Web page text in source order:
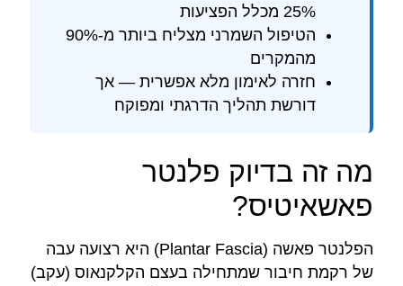
25% מכלל הפציעות
הטיפול השמרני מצליח ביותר מ-90%
מהמקרים
חזרה לאימון מלא אפשרית — אך
דורשת תהליך הדרגתי ומפוקח
מה זה בדיוק פלנטר
פאשאיטיס?
הפלנטר פאשה (Plantar Fascia) היא רצועה עבה
של רקמת חיבור שמתחילה בעצם הקלקנאוס (עקב)